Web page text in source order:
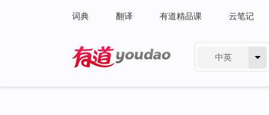
词典 翻译 有道精品课 云笔记
中英